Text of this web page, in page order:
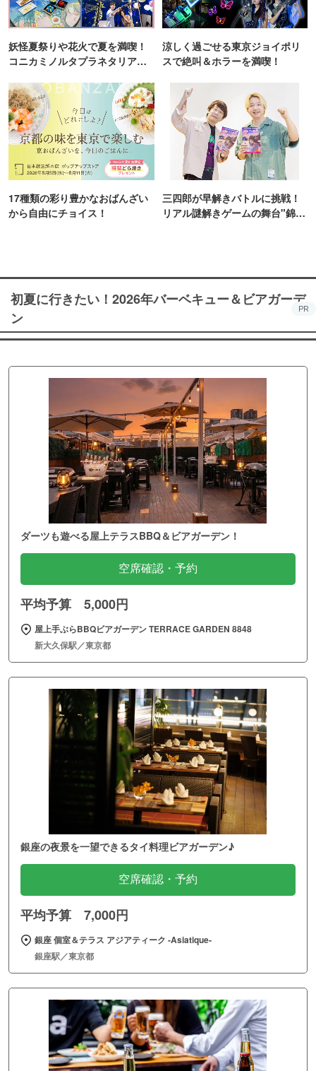
妖怪夏祭りや花火で夏を満喫！
コニカミノルタプラネタリア
涼しく過ごせる東京ジョイポリ
スで絶叫＆ホラーを満喫！
17種類の彩り豊かなおばんざい
から自由にチョイス！
三四郎が早解きバトルに挑戦！
リアル謎解きゲームの舞台"錦糸
初夏に行きたい！2026年バーベキュー＆ビアガーデ
ン
PR
ダーツも遊べる屋上テラスBBQ＆ビアガーデン！
空席確認・予約
平均予算 5,000円
屋上手ぶらBBQビアガーデン TERRACE GARDEN 8848
新大久保駅／東京都
銀座の夜景を一望できるタイ料理ビアガーデン♪
空席確認・予約
平均予算 7,000円
銀座 個室＆テラス アジアティーク ‐Asiatique‐
銀座駅／東京都